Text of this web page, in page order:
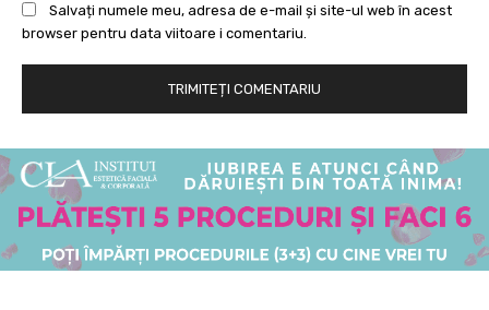
Salvați numele meu, adresa de e-mail și site-ul web în acest
browser pentru data viitoare i comentariu.